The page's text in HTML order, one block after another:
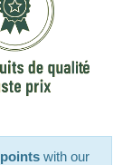
with our